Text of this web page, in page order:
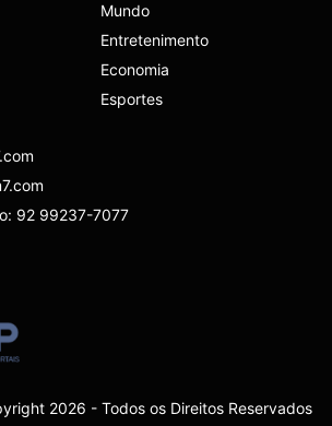
Mundo
Entretenimento
Economia
Esportes
92 99237-7077
2026 - Todos os Direitos Reservados